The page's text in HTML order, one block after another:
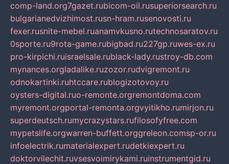
comp-land.org7gazet.rubicom-oil.rusuperiorsearch.ru
bulgarianedvizhimost.rusn-hram.rusenovosti.ru
fexer.rusnite-mebel.ruanamvkusno.rutechnosaratov.ru
0sporte.ru9rota-game.rubigbad.ru227gp.ruwes-ex.ru
pro-kirpichi.ruisraelsale.rublack-lady.rustroy-db.com
mynances.orgladalike.ruzozor.rudvigremont.ru
odnokartinki.ruhtccare.rublogizotovoy.ru
oysters-digital.ruo-remonte.orgremontdoma.com
myremont.orgportal-remonta.orgvyitikho.rumirjon.ru
superdeutsch.rumycrazystars.rufilosofyfree.com
mypetslife.orgwarren-buffett.orggreleon.comsp-or.ru
infoelectrik.rumaterialexpert.rudetkiexpert.ru
doktorvilechit.ruvsesvoimirykami.ruinstrumentgid.ru